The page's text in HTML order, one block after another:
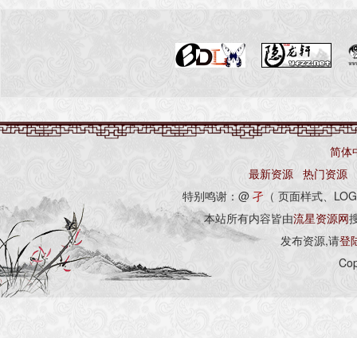
简体
最新资源 热门资源
特别鸣谢：@ 孑 （ 页面样式、
本站所有内容皆由流星资源网
发布资源,请登